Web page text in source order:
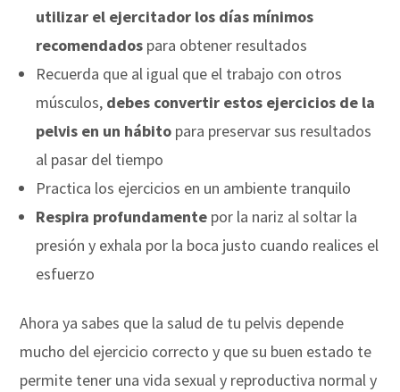
utilizar el ejercitador los días mínimos
recomendados para obtener resultados
Recuerda que al igual que el trabajo con otros
músculos, debes convertir estos ejercicios de la
pelvis en un hábito para preservar sus resultados
al pasar del tiempo
Practica los ejercicios en un ambiente tranquilo
Respira profundamente por la nariz al soltar la
presión y exhala por la boca justo cuando realices el
esfuerzo
Ahora ya sabes que la salud de tu pelvis depende
mucho del ejercicio correcto y que su buen estado te
permite tener una vida sexual y reproductiva normal y